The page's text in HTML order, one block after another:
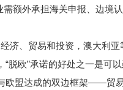
外承担海关申报、边境
、贸易和投资，澳大利亚
欧”承诺的好处之一是可
盟达成的双边框架——贸